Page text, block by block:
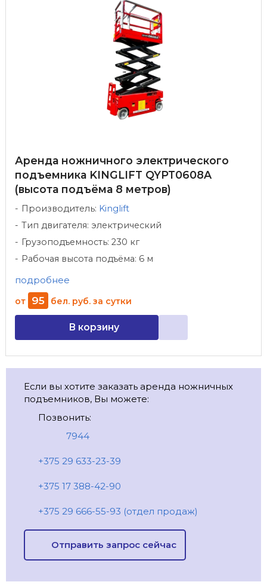
Аренда ножничного электрического
подъемника KINGLIFT QYPT0608A
(высота подъёма 8 метров)
Производитель: Kinglift
Тип двигателя: электрический
Грузоподъемность: 230 кг
Рабочая высота подъёма: 6 м
подробнее
от 95 бел. руб. за сутки
В корзину
Если вы хотите заказать аренда ножничных
подъемников, Вы можете:
Позвонить:
7944
+375 29 633-23-39
+375 17 388-42-90
+375 29 666-55-93 (отдел продаж)
Отправить запрос сейчас